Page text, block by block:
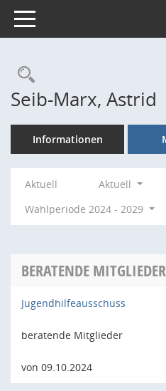
Toggle navigation
Seib-Marx, Astrid
Informationen
Aktuell
Aktuell
Wahlperiode 2024 - 2029
BERATENDE MITGLIEDER
Jugendhilfeausschuss
beratende Mitglieder
von 09.10.2024